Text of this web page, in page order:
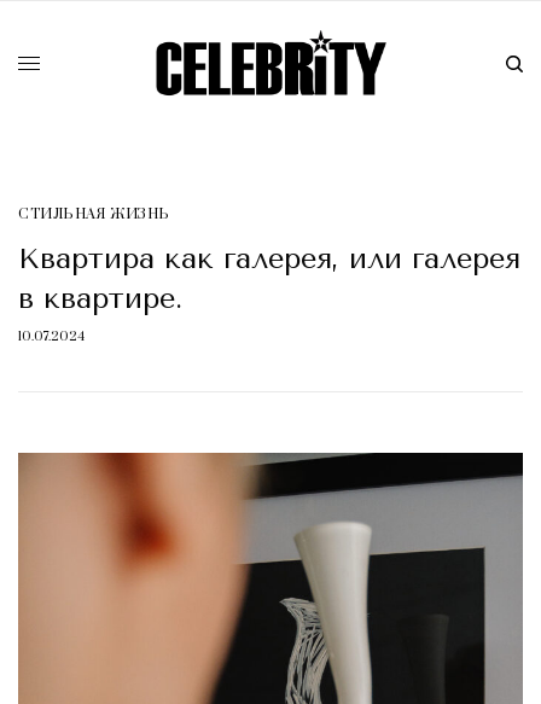
СТИЛЬНАЯ ЖИЗНЬ
Квартира как галерея, или галерея
в квартире.
10.07.2024